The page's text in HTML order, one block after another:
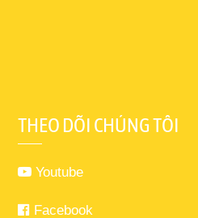
THEO DÕI CHÚNG TÔI
Youtube
Facebook